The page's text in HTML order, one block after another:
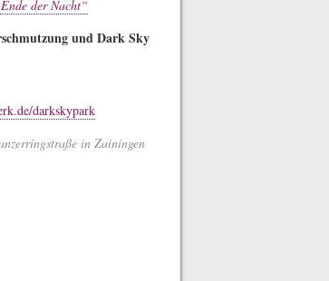
der Nacht“
und Dark Sky
darkskypark
in Zainingen